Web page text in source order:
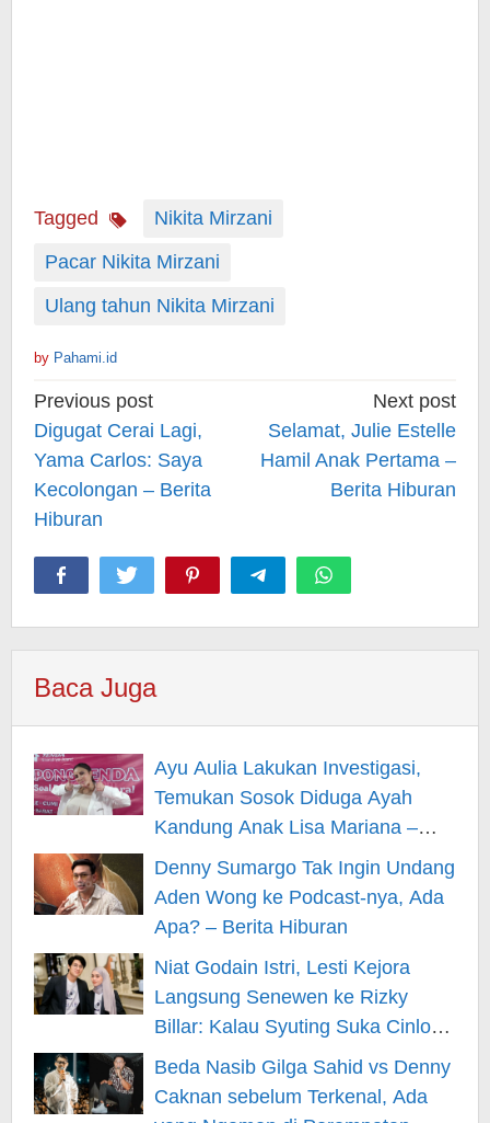
Tagged
Nikita Mirzani
Pacar Nikita Mirzani
Ulang tahun Nikita Mirzani
by Pahami.id
Post
navigation
Previous post
Digugat Cerai Lagi,
Yama Carlos: Saya
Kecolongan – Berita
Hiburan
Next post
Selamat, Julie Estelle
Hamil Anak Pertama –
Berita Hiburan
Baca Juga
Ayu Aulia Lakukan Investigasi,
Temukan Sosok Diduga Ayah
Kandung Anak Lisa Mariana –
Berita Hiburan
Denny Sumargo Tak Ingin Undang
Aden Wong ke Podcast-nya, Ada
Apa? – Berita Hiburan
Niat Godain Istri, Lesti Kejora
Langsung Senewen ke Rizky
Billar: Kalau Syuting Suka Cinlok?
– Berita Hiburan
Beda Nasib Gilga Sahid vs Denny
Caknan sebelum Terkenal, Ada